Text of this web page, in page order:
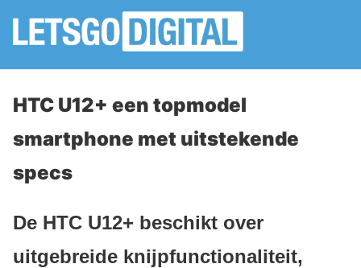
HTC U12+ een topmodel
smartphone met uitstekende
specs
De HTC U12+ beschikt over
uitgebreide knijpfunctionaliteit,